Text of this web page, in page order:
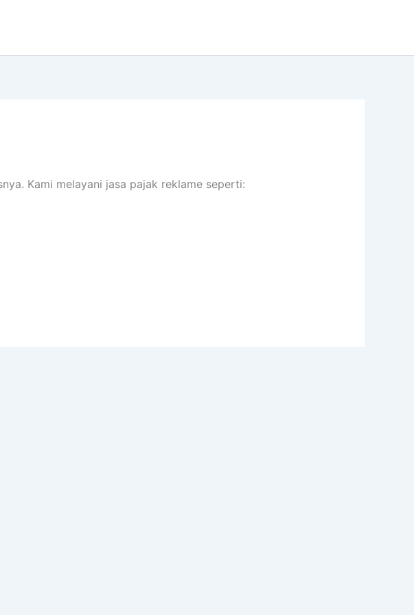
Kami melayani jasa pajak reklame seperti: